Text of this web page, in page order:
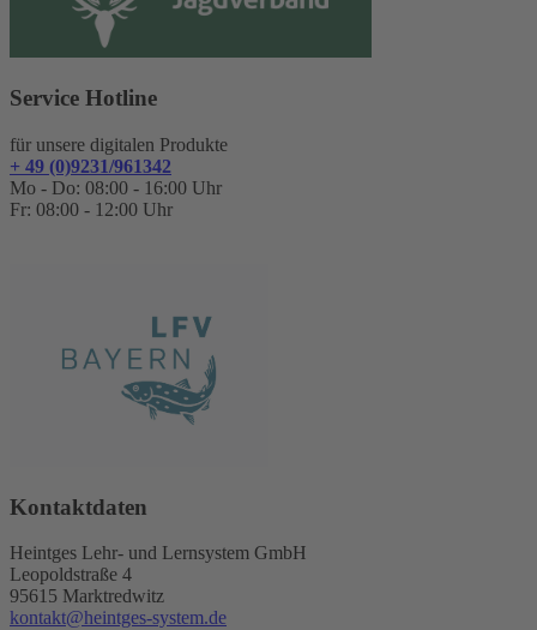
Service Hotline
für unsere digitalen Produkte
+ 49 (0)9231/961342
Mo - Do: 08:00 - 16:00 Uhr
Fr: 08:00 - 12:00 Uhr
Kontaktdaten
Heintges Lehr- und Lernsystem GmbH
Leopoldstraße 4
95615 Marktredwitz
kontakt@heintges-system.de